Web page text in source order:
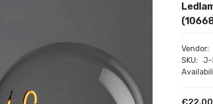
Vendor:
SKU:
J-